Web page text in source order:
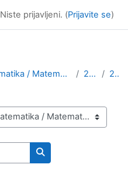
Niste prijavljeni. (Prijavite se)
Matematika / Matematične znanosti, angleška izvedb... 2. stopnja 2. letnik
Išči predmete